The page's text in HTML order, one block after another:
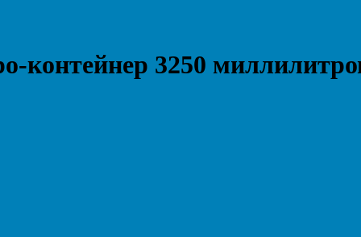
контейнер 3250